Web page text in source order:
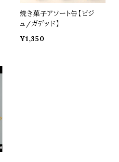
焼き菓子アソート缶【ビジ
ュ/ガデッド】
¥1,350